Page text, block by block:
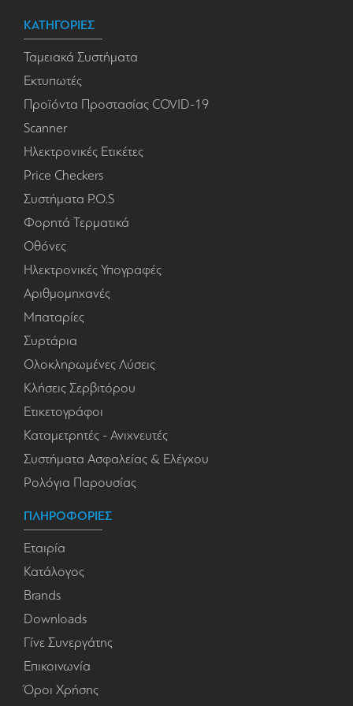
ΚΑΤΗΓΟΡΙΕΣ
Ταμειακά Συστήματα
Εκτυπωτές
Προϊόντα Προστασίας COVID-19
Scanner
Ηλεκτρονικές Ετικέτες
Price Checkers
Συστήματα P.O.S
Φορητά Τερματικά
Οθόνες
Ηλεκτρονικές Υπογραφές
Αριθμομηχανές
Μπαταρίες
Συρτάρια
Ολοκληρωμένες Λύσεις
Κλήσεις Σερβιτόρου
Ετικετογράφοι
Καταμετρητές - Ανιχνευτές
Συστήματα Ασφαλείας & Ελέγχου
Ρολόγια Παρουσίας
ΠΛΗΡΟΦΟΡΙΕΣ
Εταιρία
Κατάλογος
Brands
Downloads
Γίνε Συνεργάτης
Επικοινωνία
Όροι Χρήσης